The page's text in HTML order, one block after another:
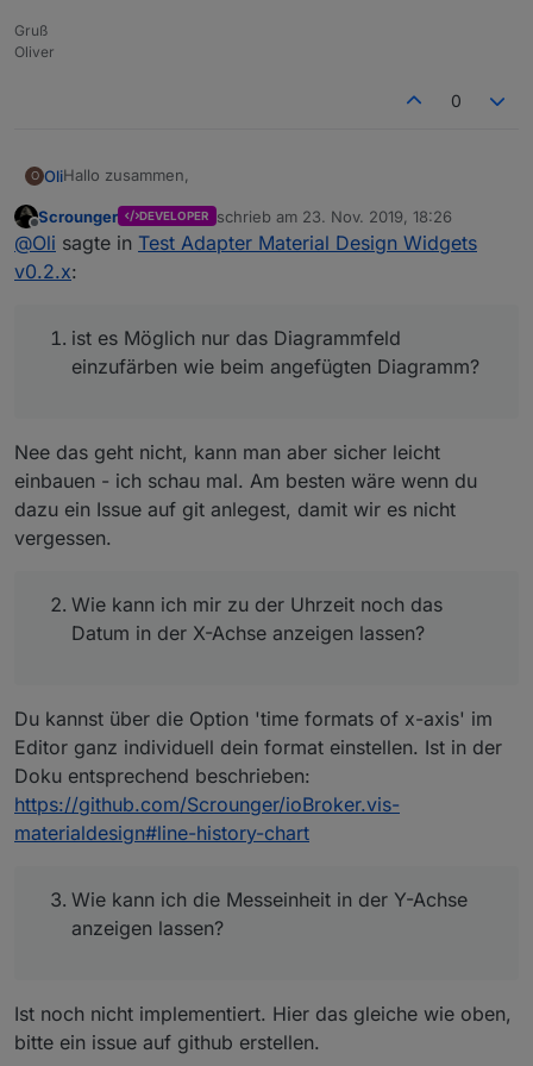
Gruß
Oliver
0
O OliHallo zusammen,
ich habe ein paar Fragen zum Line History Chart.
X-Achse anzeigen lassen?
Wie kann ich die Messeinheit in der Y-Achse anzeigen
lassen?
Offline
Scrounger DEVELOPER schrieb am 23. Nov. 2019, 18:26
zuletzt editiert von
@Oli sagte in Test Adapter Material Design Widgets
v0.2.x:
ist es Möglich nur das Diagrammfeld
einzufärben wie beim angefügten Diagramm?
Nee das geht nicht, kann man aber sicher leicht
einbauen - ich schau mal. Am besten wäre wenn du
dazu ein Issue auf git anlegest, damit wir es nicht
vergessen.
Wie kann ich mir zu der Uhrzeit noch das
Datum in der X-Achse anzeigen lassen?
Du kannst über die Option 'time formats of x-axis' im
Editor ganz individuell dein format einstellen. Ist in der
Doku entsprechend beschrieben:
https://github.com/Scrounger/ioBroker.vis-
materialdesign#line-history-chart
Wie kann ich die Messeinheit in der Y-Achse
anzeigen lassen?
Ist noch nicht implementiert. Hier das gleiche wie oben,
bitte ein issue auf github erstellen.